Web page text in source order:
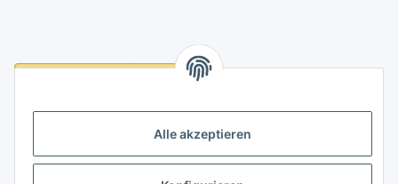
Alle akzeptieren
Logistikpartner